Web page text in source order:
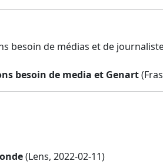
besoin de médias et de
besoin de media et Genart
(Lens, 2022-02-11)